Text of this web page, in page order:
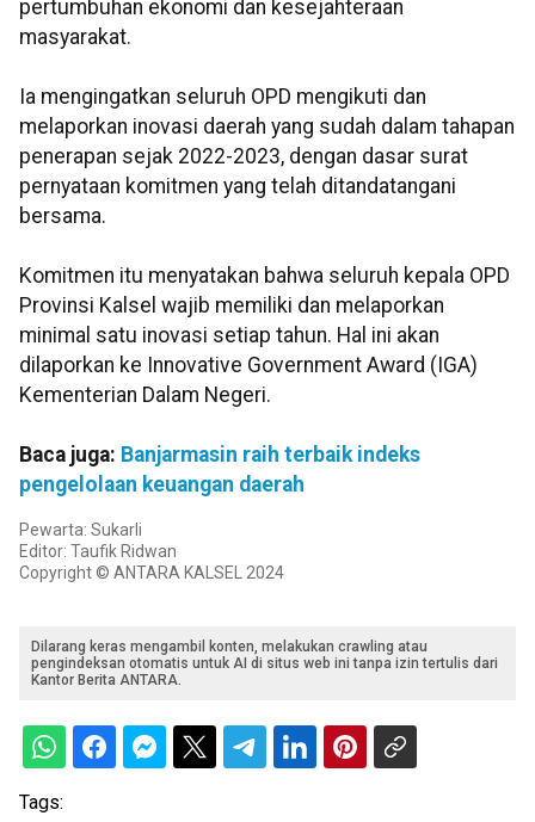
pertumbuhan ekonomi dan kesejahteraan
masyarakat.
Ia mengingatkan seluruh OPD mengikuti dan
melaporkan inovasi daerah yang sudah dalam tahapan
penerapan sejak 2022-2023, dengan dasar surat
pernyataan komitmen yang telah ditandatangani
bersama.
Komitmen itu menyatakan bahwa seluruh kepala OPD
Provinsi Kalsel wajib memiliki dan melaporkan
minimal satu inovasi setiap tahun. Hal ini akan
dilaporkan ke Innovative Government Award (IGA)
Kementerian Dalam Negeri.
Baca juga: Banjarmasin raih terbaik indeks
pengelolaan keuangan daerah
Pewarta: Sukarli
Editor: Taufik Ridwan
Copyright © ANTARA KALSEL 2024
Dilarang keras mengambil konten, melakukan crawling atau
pengindeksan otomatis untuk AI di situs web ini tanpa izin tertulis dari
Kantor Berita ANTARA.
Tags: